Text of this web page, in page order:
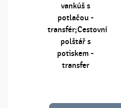
vankúš s
potlačou -
transfér;Cestovní
polštář s
potiskem -
transfer